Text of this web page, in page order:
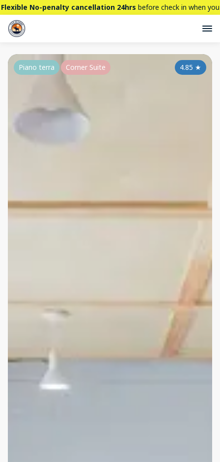
Flexible No-penalty cancellation 24hrs before check in when you
book directly here. BTW,
4.85 ★
Piano terra Corner Suite